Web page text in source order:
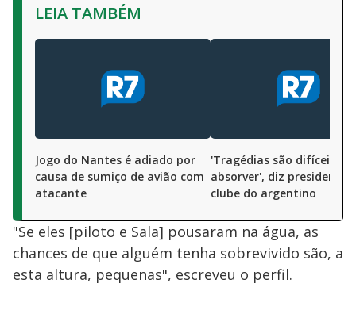
LEIA TAMBÉM
Jogo do Nantes é adiado por
causa de sumiço de avião com
atacante
'Tragédias são difíceis de
absorver', diz presidente
clube do argentino
"Se eles [piloto e Sala] pousaram na água, as
chances de que alguém tenha sobrevivido são, a
esta altura, pequenas", escreveu o perfil.